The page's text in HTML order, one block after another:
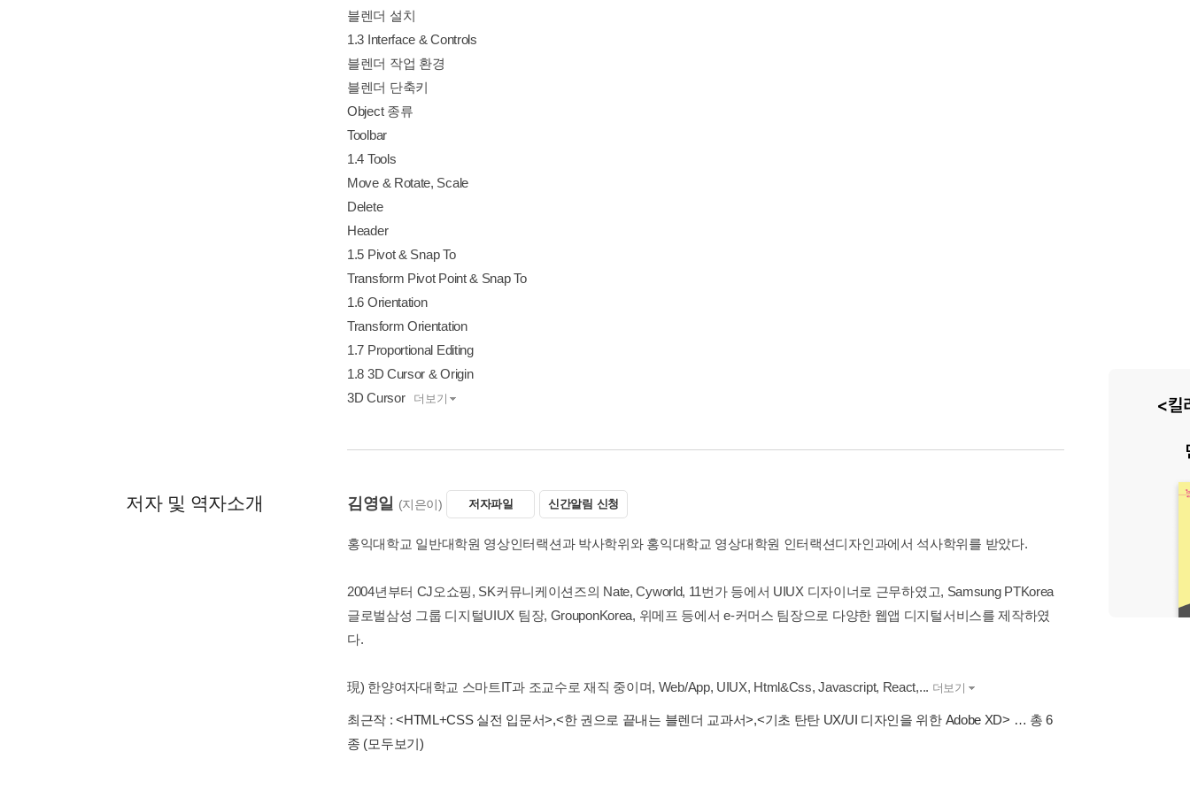
블렌더 설치
1.3 Interface & Controls
블렌더 작업 환경
블렌더 단축키
Object 종류
Toolbar
1.4 Tools
Move & Rotate, Scale
Delete
Header
1.5 Pivot & Snap To
Transform Pivot Point & Snap To
1.6 Orientation
Transform Orientation
1.7 Proportional Editing
1.8 3D Cursor & Origin
3D Cursor
더보기
저자 및 역자소개 김영일 (지은이) 저자파일 신간알림 신청
홍익대학교 일반대학원 영상인터랙션과 박사학위와 홍익대학교 영상대학원 인터랙션디자인과에서 석사학위를 받았다.
2004년부터 CJ오쇼핑, SK커뮤니케이션즈의 Nate, Cyworld, 11번가 등에서 UIUX 디자이너로 근무하였고, Samsung PTKorea
글로벌삼성 그룹 디지털UIUX 팀장, GrouponKorea, 위메프 등에서 e-커머스 팀장으로 다양한 웹앱 디지털서비스를 제작하였
다.
現) 한양여자대학교 스마트IT과 조교수로 재직 중이며, Web/App, UIUX, Html&Css, Javascript, React,... 더보기
최근작 :<HTML+CSS 실전 입문서>,<한 권으로 끝내는 블렌더 교과서>,<기초 탄탄 UX/UI 디자인을 위한 Adobe XD> … 총 6
종 (모두보기)